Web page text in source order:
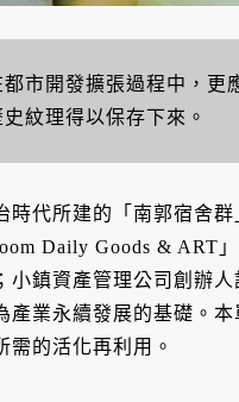
市開發擴張過程中，更
紋理得以保存下來。
代所建的「南郭宿舍
Daily Goods & ART
鎮資產管理公司創辦
業永續發展的基礎。
的活化再利用。